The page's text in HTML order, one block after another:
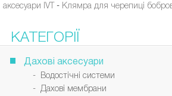
аксесуари IVT - Клямра для черепиці
КАТЕГОРІЇ
Дахові аксесуари
- Водостічні системи
- Дахові мембрани